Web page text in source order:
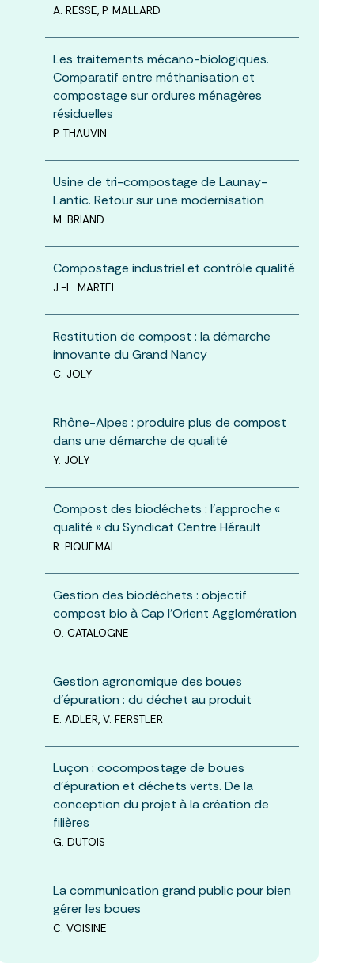
A. RESSE, P. MALLARD
Les traitements mécano-biologiques.
Comparatif entre méthanisation et
compostage sur ordures ménagères
résiduelles
P. THAUVIN
Usine de tri-compostage de Launay-
Lantic. Retour sur une modernisation
M. BRIAND
Compostage industriel et contrôle qualité
J.-L. MARTEL
Restitution de compost : la démarche
innovante du Grand Nancy
C. JOLY
Rhône-Alpes : produire plus de compost
dans une démarche de qualité
Y. JOLY
Compost des biodéchets : l’approche «
qualité » du Syndicat Centre Hérault
R. PIQUEMAL
Gestion des biodéchets : objectif
compost bio à Cap l’Orient Agglomération
O. CATALOGNE
Gestion agronomique des boues
d’épuration : du déchet au produit
E. ADLER, V. FERSTLER
Luçon : cocompostage de boues
d’épuration et déchets verts. De la
conception du projet à la création de
filières
G. DUTOIS
La communication grand public pour bien
gérer les boues
C. VOISINE